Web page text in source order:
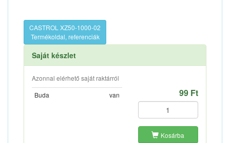
CASTROL XZ50-1000-02
Termékoldal, referenciák
Saját készlet
Azonnal elérhető saját raktárról
Buda
van 99 Ft
Kosárba